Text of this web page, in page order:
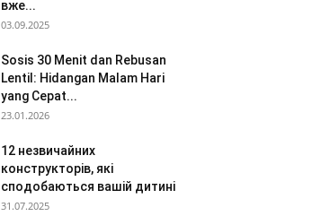
вже...
03.09.2025
Sosis 30 Menit dan Rebusan
Lentil: Hidangan Malam Hari
yang Cepat...
23.01.2026
12 незвичайних
конструкторів, які
сподобаються вашій дитині
31.07.2025